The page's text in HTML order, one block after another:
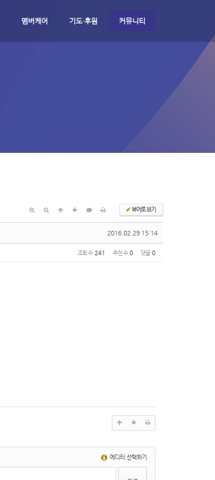
멤버케어 기도·후원 커뮤니티
✔뷰어로 보기
2016.02.29 15:14
조회 수 241 추천 수 0 댓글 0
에디터 선택하기